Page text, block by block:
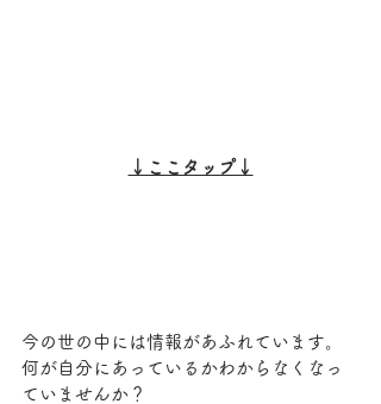
↓ここタップ↓
今の世の中には情報があふれています。
何が自分にあっているかわからなくなっ
ていませんか？